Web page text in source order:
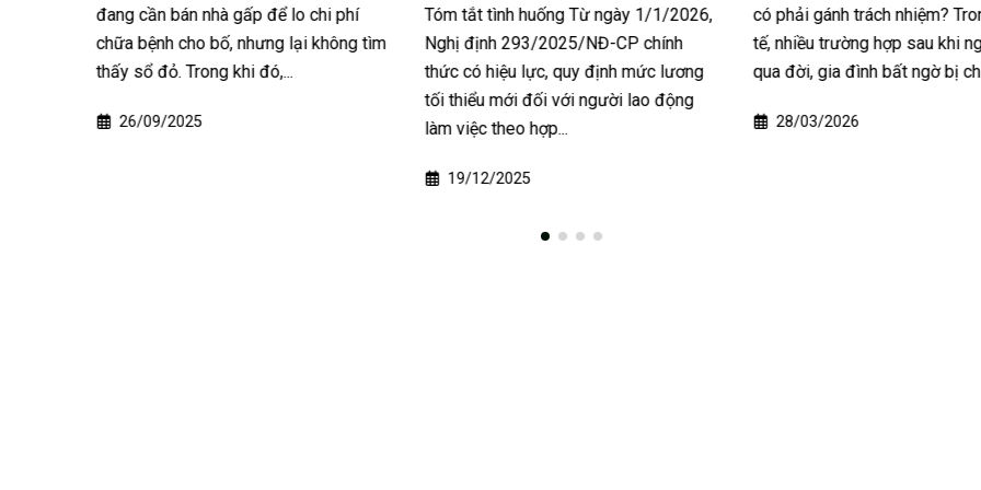
đang cần bán nhà gấp để lo chi phí
chữa bệnh cho bố, nhưng lại không tìm
thấy sổ đỏ. Trong khi đó,...
26/09/2025
Tóm tắt tình huống Từ ngày 1/1/2026,
Nghị định 293/2025/NĐ-CP chính
thức có hiệu lực, quy định mức lương
tối thiểu mới đối với người lao động
làm việc theo hợp...
19/12/2025
có phải gánh trách nhiệm?
tế, nhiều trường hợp sau khi
qua đời, gia đình bất ngờ bị
28/03/2026